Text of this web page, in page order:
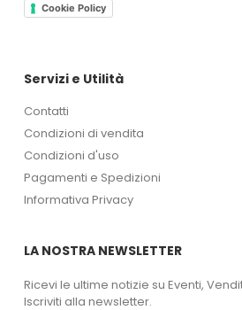
Cookie Policy
Servizi e Utilità
Contatti
Condizioni di vendita
Condizioni d'uso
Pagamenti e Spedizioni
Informativa Privacy
LA NOSTRA NEWSLETTER
Ricevi le ultime notizie su Eventi,
Iscriviti alla newsletter.